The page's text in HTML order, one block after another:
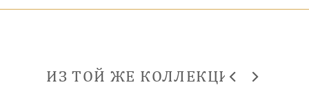
ИЗ ТОЙ ЖЕ КОЛЛЕКЦИИ